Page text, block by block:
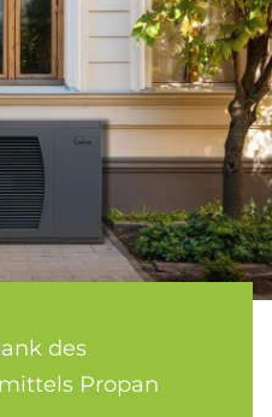
des
Propan